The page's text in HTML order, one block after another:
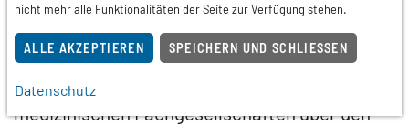
Berlin 19.12.2025 Hautarztnews
Die Bundesärztekammer hat in einem
aktuellen Schreiben die ärztlichen
Berufsverbände und wissenschaftlichen
medizinischen Fachgesellschaften über den
nicht mehr alle Funktionalitäten der Seite zur Verfügung stehen.
ALLE AKZEPTIEREN SPEICHERN UND SCHLIESSEN
Datenschutz